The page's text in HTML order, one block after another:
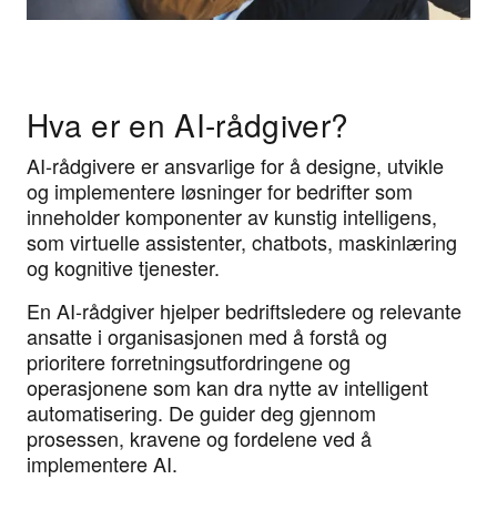
Hva er en AI-rådgiver?
AI-rådgivere er ansvarlige for å designe, utvikle
og implementere løsninger for bedrifter som
inneholder komponenter av kunstig intelligens,
som virtuelle assistenter, chatbots, maskinlæring
og kognitive tjenester.
En AI-rådgiver hjelper bedriftsledere og relevante
ansatte i organisasjonen med å forstå og
prioritere forretningsutfordringene og
operasjonene som kan dra nytte av intelligent
automatisering. De guider deg gjennom
prosessen, kravene og fordelene ved å
implementere AI.